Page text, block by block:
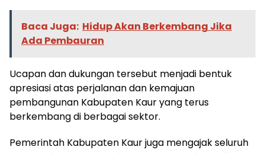
Baca Juga: Hidup Akan Berkembang Jika
Ada Pembauran
Ucapan dan dukungan tersebut menjadi bentuk
apresiasi atas perjalanan dan kemajuan
pembangunan Kabupaten Kaur yang terus
berkembang di berbagai sektor.
Pemerintah Kabupaten Kaur juga mengajak seluruh